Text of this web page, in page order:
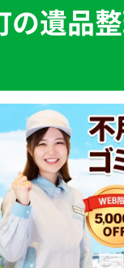
の遺品